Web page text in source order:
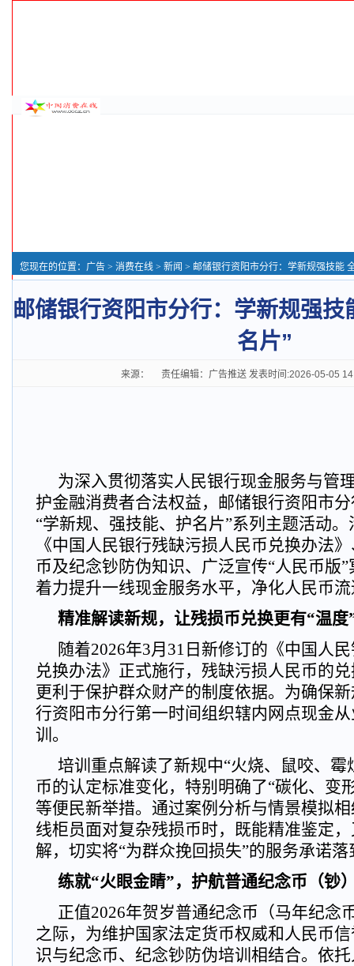
您现在的位置： 广告 > 消费在线 > 新闻 > 邮储银行资阳市分行：学新规强技能
邮储银行资阳市分行：学新规强技
名片”
来源： 责任编辑：广告推送 发表时间:2026-05-05
为深入贯彻落实人民银行现金服务与管
护金融消费者合法权益，邮储银行资阳市
“学新规、强技能、护名片”系列主题活动
《中国人民银行残缺污损人民币兑换办法
币及纪念钞防伪知识、广泛宣传“人民币版
着力提升一线现金服务水平，净化人民币
精准解读新规，让残损币兑换更有“温度
随着2026年3月31日新修订的《中国人
兑换办法》正式施行，残缺污损人民币的
更利于保护群众财产的制度依据。为确保
行资阳市分行第一时间组织辖内网点现金
训。
培训重点解读了新规中“火烧、鼠咬、霉
币的认定标准变化，特别明确了“碳化、变
等便民新举措。通过案例分析与情景模拟
线柜员面对复杂残损币时，既能精准鉴定
解，切实将“为群众挽回损失”的服务承诺落
练就“火眼金睛”，护航普通纪念币（钞
正值2026年贺岁普通纪念币（马年纪念
之际，为维护国家法定货币权威和人民币
识与纪念币、纪念钞防伪培训相结合。依